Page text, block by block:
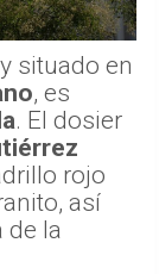
y situado en
, es
. El dosier
rojo
así
de la